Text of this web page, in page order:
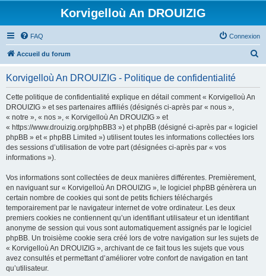
Korvigelloù An DROUIZIG
FAQ Connexion
Accueil du forum
Korvigelloù An DROUIZIG - Politique de confidentialité
Cette politique de confidentialité explique en détail comment « Korvigelloù An
DROUIZIG » et ses partenaires affiliés (désignés ci-après par « nous »,
« notre », « nos », « Korvigelloù An DROUIZIG » et
« https://www.drouizig.org/phpBB3 ») et phpBB (désigné ci-après par « logiciel
phpBB » et « phpBB Limited ») utilisent toutes les informations collectées lors
des sessions d’utilisation de votre part (désignées ci-après par « vos
informations »).
Vos informations sont collectées de deux manières différentes. Premièrement,
en naviguant sur « Korvigelloù An DROUIZIG », le logiciel phpBB génèrera un
certain nombre de cookies qui sont de petits fichiers téléchargés
temporairement par le navigateur internet de votre ordinateur. Les deux
premiers cookies ne contiennent qu’un identifiant utilisateur et un identifiant
anonyme de session qui vous sont automatiquement assignés par le logiciel
phpBB. Un troisième cookie sera créé lors de votre navigation sur les sujets de
« Korvigelloù An DROUIZIG », archivant de ce fait tous les sujets que vous
avez consultés et permettant d’améliorer votre confort de navigation en tant
qu’utilisateur.